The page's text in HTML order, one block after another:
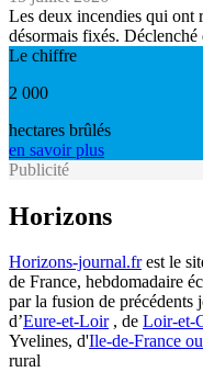
Les deux incendies qui ont
désormais fixés.
Le chiffre
2 000
hectares brûlés
en savoir plus
Publicité
Horizons
Horizons-journal.frest le
de France, hebdomadaire
par la fusion de précédents
d’Eure-et-Loir, de Loir-et-
Yvelines, d'Ile-de-France
rural